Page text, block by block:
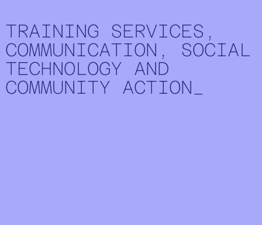
TRAINING SERVICES,
COMMUNICATION, SOCIAL
TECHNOLOGY AND
COMMUNITY ACTION_